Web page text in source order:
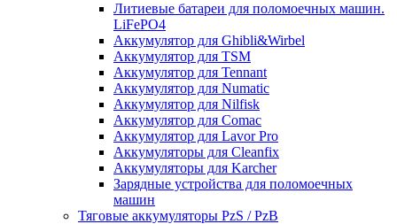
Литиевые батареи для поломоечных машин.
LiFePO4
Аккумулятор для Ghibli&Wirbel
Аккумулятор для TSM
Аккумулятор для Tennant
Аккумулятор для Numatic
Аккумулятор для Nilfisk
Аккумулятор для Comac
Аккумулятор для Lavor Pro
Аккумуляторы для Cleanfix
Аккумуляторы для Karcher
Зарядные устройства для поломоечных
машин
Тяговые аккумуляторы PzS / PzB